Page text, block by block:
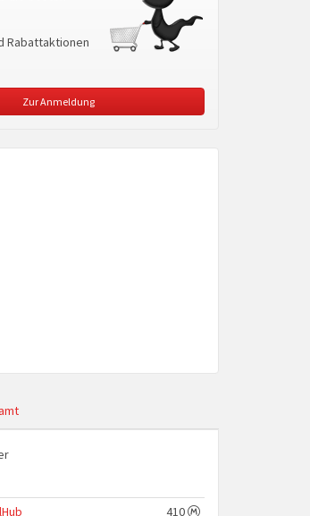
Rabattaktionen
Zur Anmeldung
410